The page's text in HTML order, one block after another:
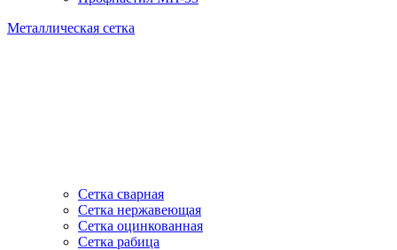
Металлическая сетка
Сетка сварная
Сетка нержавеющая
Сетка оцинкованная
Сетка рабица